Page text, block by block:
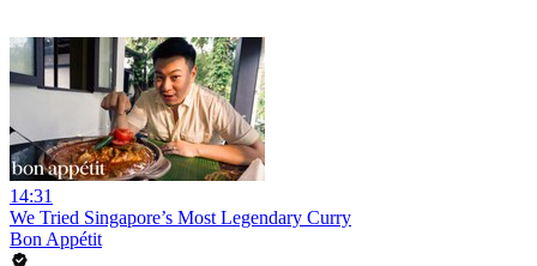
14:31
We Tried Singapore’s Most Legendary Curry
Bon Appétit